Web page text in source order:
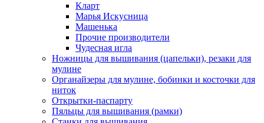
Кларт
Марья Искусница
Машенька
Прочие производители
Чудесная игла
Ножницы для вышивания (цапельки), резаки для
мулине
Органайзеры для мулине, бобинки и косточки для
ниток
Открытки-паспарту
Пяльцы для вышивания (рамки)